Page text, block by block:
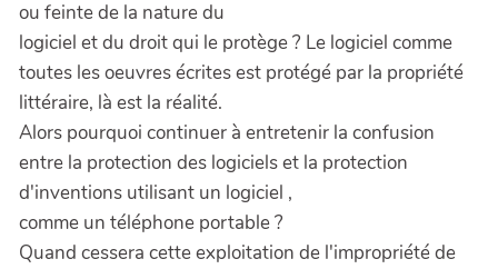
ou feinte de la nature du
logiciel et du droit qui le protège ? Le logiciel comme
toutes les oeuvres écrites est protégé par la propriété
littéraire, là est la réalité.
Alors pourquoi continuer à entretenir la confusion
entre la protection des logiciels et la protection
d'inventions utilisant un logiciel ,
comme un téléphone portable ?
Quand cessera cette exploitation de l'impropriété de